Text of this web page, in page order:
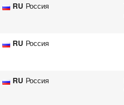
RU Россия
RU Россия
RU Россия